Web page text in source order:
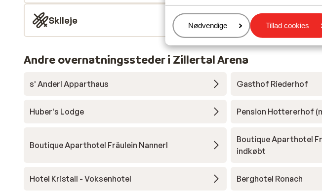
Administrer
Nødvendige Tillad cookies
Skileje
Andre overnatningssteder i Zillertal Arena
s' Anderl Apparthaus Gasthof Riederhof
Huber's Lodge Pension Hottererhof
Boutique Aparthotel Fräulein Nannerl
Boutique Aparthotel
indkøbt
Hotel Kristall - Voksenhotel Berghotel Ronach